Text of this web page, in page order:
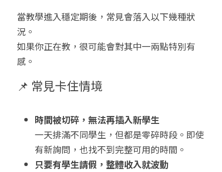
當教學進入穩定期後，常見會落入以下幾種狀
況。
如果你正在教，很可能會對其中一兩點特別有
感。
📌 常見卡住情境
時間被切碎，無法再插入新學生
一天排滿不同學生，但都是零碎時段。即使
有新詢問，也找不到完整可用的時間。
只要有學生請假，整體收入就波動